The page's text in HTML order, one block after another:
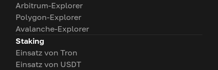
Arbitrum-Explorer
Polygon-Explorer
Avalanche-Explorer
Staking
Einsatz von Tron
Einsatz von USDT